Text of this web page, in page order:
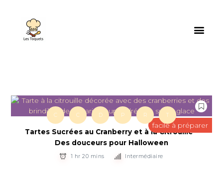
facile à préparer
C C D P R T
Tartes Sucrées au Cranberry et à la Citrouille –
Des douceurs pour Halloween
1 hr 20 mins Intermédiaire